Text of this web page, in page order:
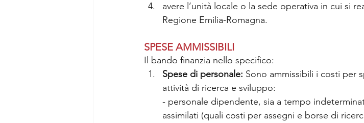
avere l’unità locale o la sede operativa in cui si
Regione Emilia-Romagna.
SPESE AMMISSIBILI
Il bando finanzia nello specifico:
Spese di personale: Sono ammissibili i costi per
attività di ricerca e sviluppo:
- personale dipendente, sia a tempo
assimilati (quali costi per assegni e borse di